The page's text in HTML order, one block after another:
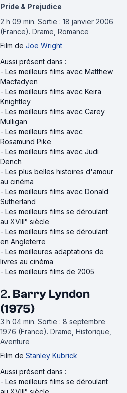
Pride & Prejudice
2 h 09 min. Sortie : 18 janvier 2006
(France). Drame, Romance
Film de Joe Wright
Aussi présent dans :
- Les meilleurs films avec Matthew
Macfadyen
- Les meilleurs films avec Keira
Knightley
- Les meilleurs films avec Carey
Mulligan
- Les meilleurs films avec
Rosamund Pike
- Les meilleurs films avec Judi
Dench
- Les plus belles histoires d'amour
au cinéma
- Les meilleurs films avec Donald
Sutherland
- Les meilleurs films se déroulant
au XVIII° siècle
- Les meilleurs films se déroulant
en Angleterre
- Les meilleures adaptations de
livres au cinéma
- Les meilleurs films de 2005
2. Barry Lyndon
(1975)
3 h 04 min. Sortie : 8 septembre
1976 (France). Drame, Historique,
Aventure
Film de Stanley Kubrick
Aussi présent dans :
- Les meilleurs films se déroulant